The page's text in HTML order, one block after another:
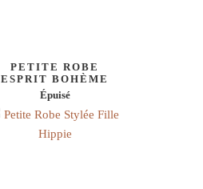
PETITE ROBE
ESPRIT BOHÈME
Épuisé